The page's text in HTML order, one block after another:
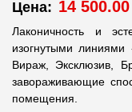
Цена: 14
Лаконичность и
изогнутыми линиями
Вираж, Эксклюзив,
завораживающие
помещения.